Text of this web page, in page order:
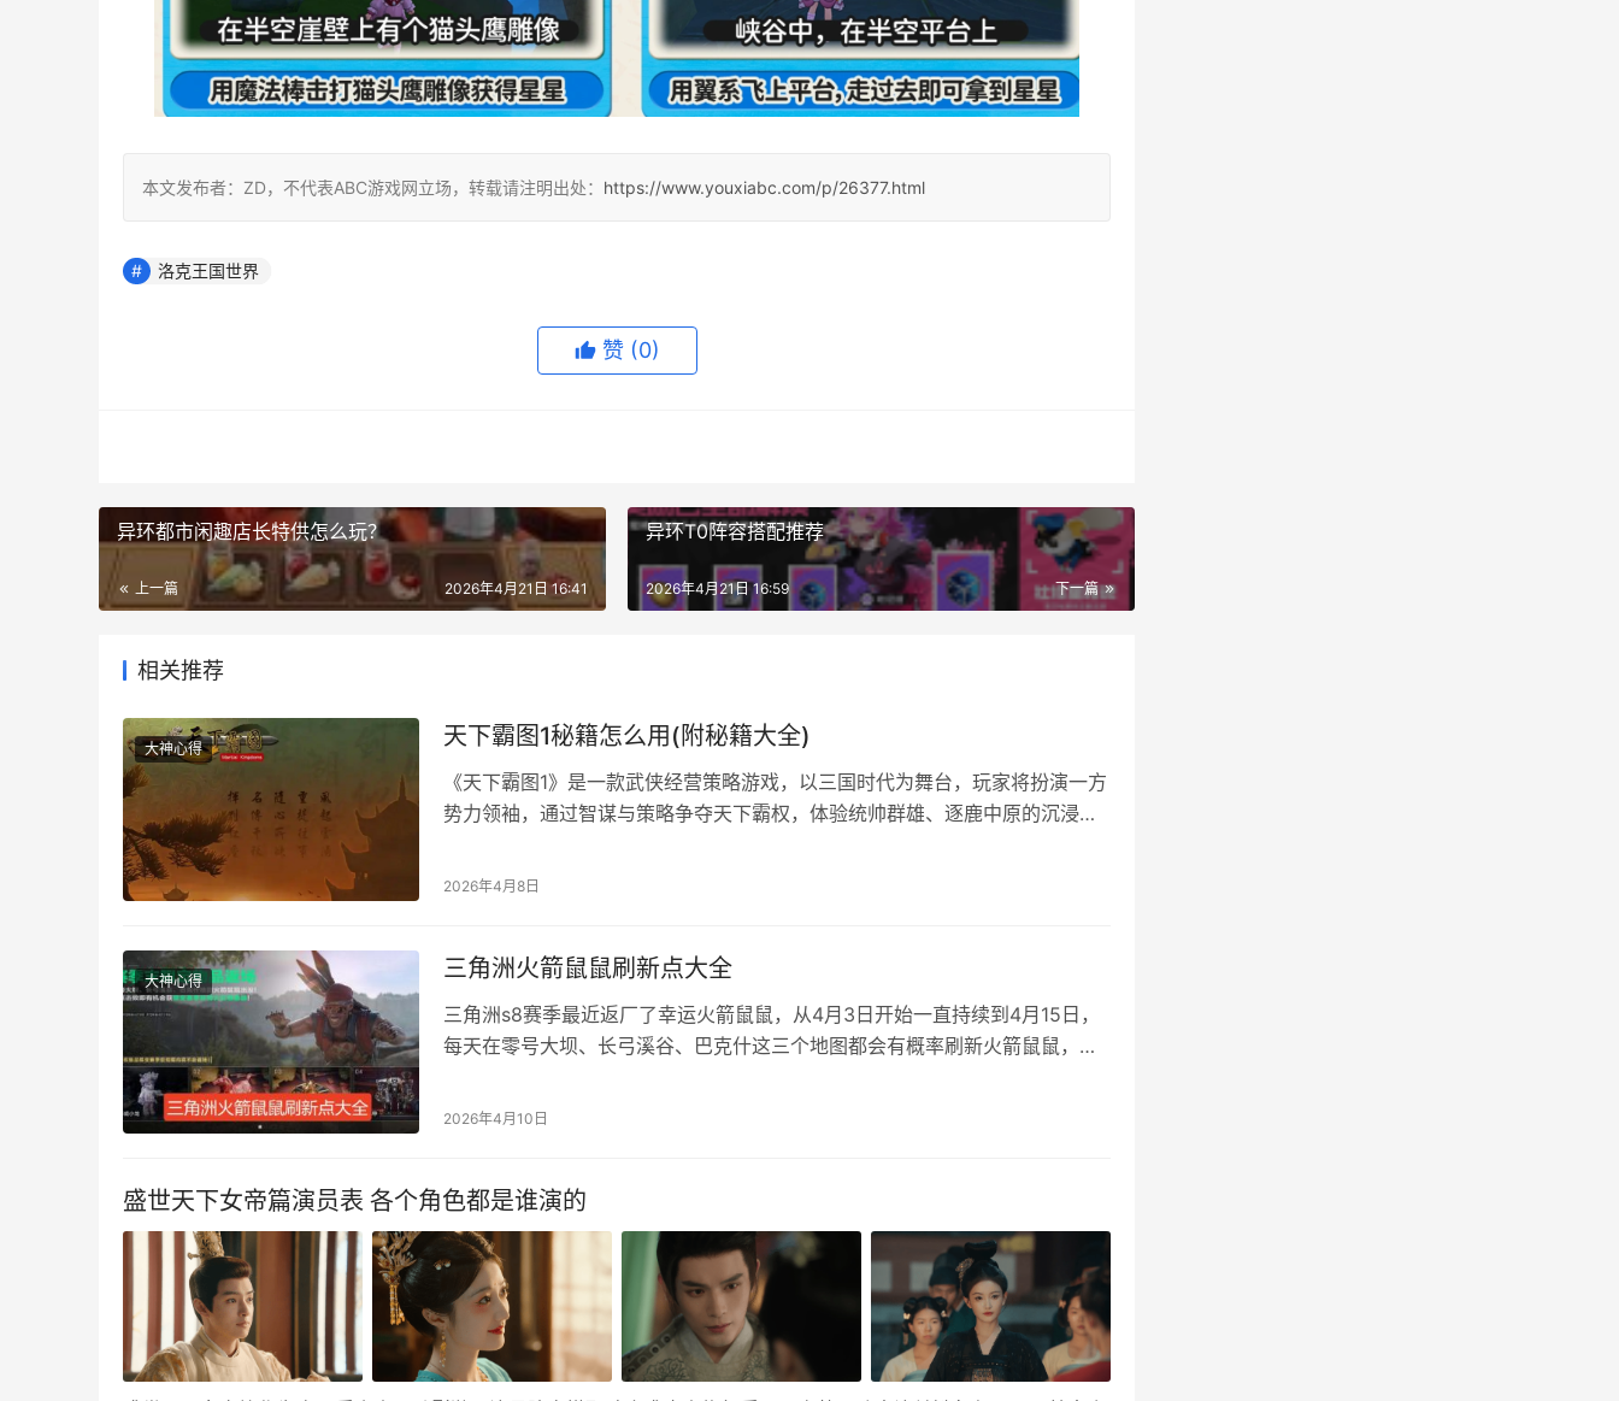
本文发布者：ZD，不代表ABC游戏网立场，转载请注明出处： https://www.youxiabc.com/p/26377.html
洛克王国世界
赞 (0)
异环都市闲趣店长特供怎么玩？
上一篇 2026年4月21日 16:41
异环T0阵容搭配推荐
下一篇
2026年4月21日 16:59
相关推荐
大神心得 天下霸图1秘籍怎么用(附秘籍大全)
《天下霸图1》是一款武侠经营策略游戏‌，以三国时代为舞台，玩家将扮演一方
势力领袖，通过智谋与策略争夺天下霸权，体验统帅群雄、逐鹿中原的沉浸式
怎么用？下面就为大家带来天下霸图1秘籍大全及使用方法！ 天下霸图1秘籍怎
2026年4月8日
大神心得 三角洲火箭鼠鼠刷新点大全
三角洲s8赛季最近返厂了幸运火箭鼠鼠，从4月3日开始一直持续到4月15日，
每天在零号大坝、长弓溪谷、巴克什这三个地图都会有概率刷新火箭鼠鼠，击
火箭鼠鼠刷新点位。 三角洲火箭鼠鼠在哪刷新？ 零号大坝 零号大坝有6个固定
2026年4月10日
盛世天下女帝篇演员表 各个角色都是谁演的